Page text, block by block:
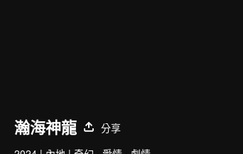
瀚海神龍
分享